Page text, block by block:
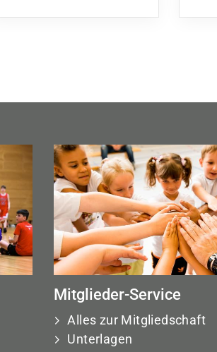
Mitglieder-Service
Alles zur Mitgliedschaft
Unterlagen